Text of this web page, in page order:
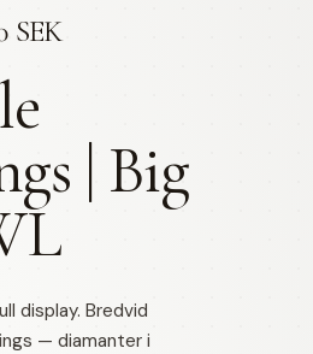
SEK
| Big
display. Bredvid
— diamanter i